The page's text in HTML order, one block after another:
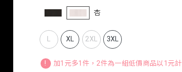
杏
L XL 2XL 3XL
!
加1元多1件，2件為一組低價商品以1元